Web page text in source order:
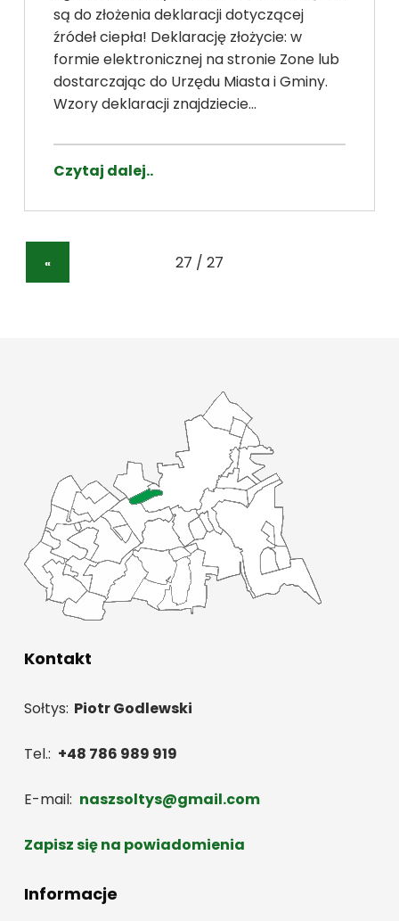
są do złożenia deklaracji dotyczącej
źródeł ciepła! Deklarację złożycie: w
formie elektronicznej na stronie Zone lub
dostarczając do Urzędu Miasta i Gminy.
Wzory deklaracji znajdziecie…
Czytaj dalej..
«
Kontakt
Sołtys: Piotr Godlewski
Tel.: +48 786 989 919
E-mail: naszsoltys@gmail.com
Zapisz się na powiadomienia
Informacje